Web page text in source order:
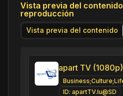
Vista previa del
reproducción
Vista previa del contenido
apart TV (1080p)
ID: apartTV.lu@SD